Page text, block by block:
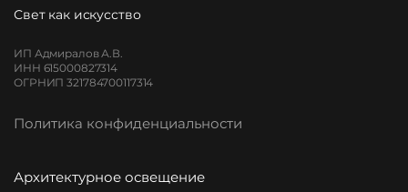
Свет как искусство
ИП Адмиралов А.В.
ИНН 615000827314
ОГРНИП 321784700117314
Политика конфиденциальности
Архитектурное освещение